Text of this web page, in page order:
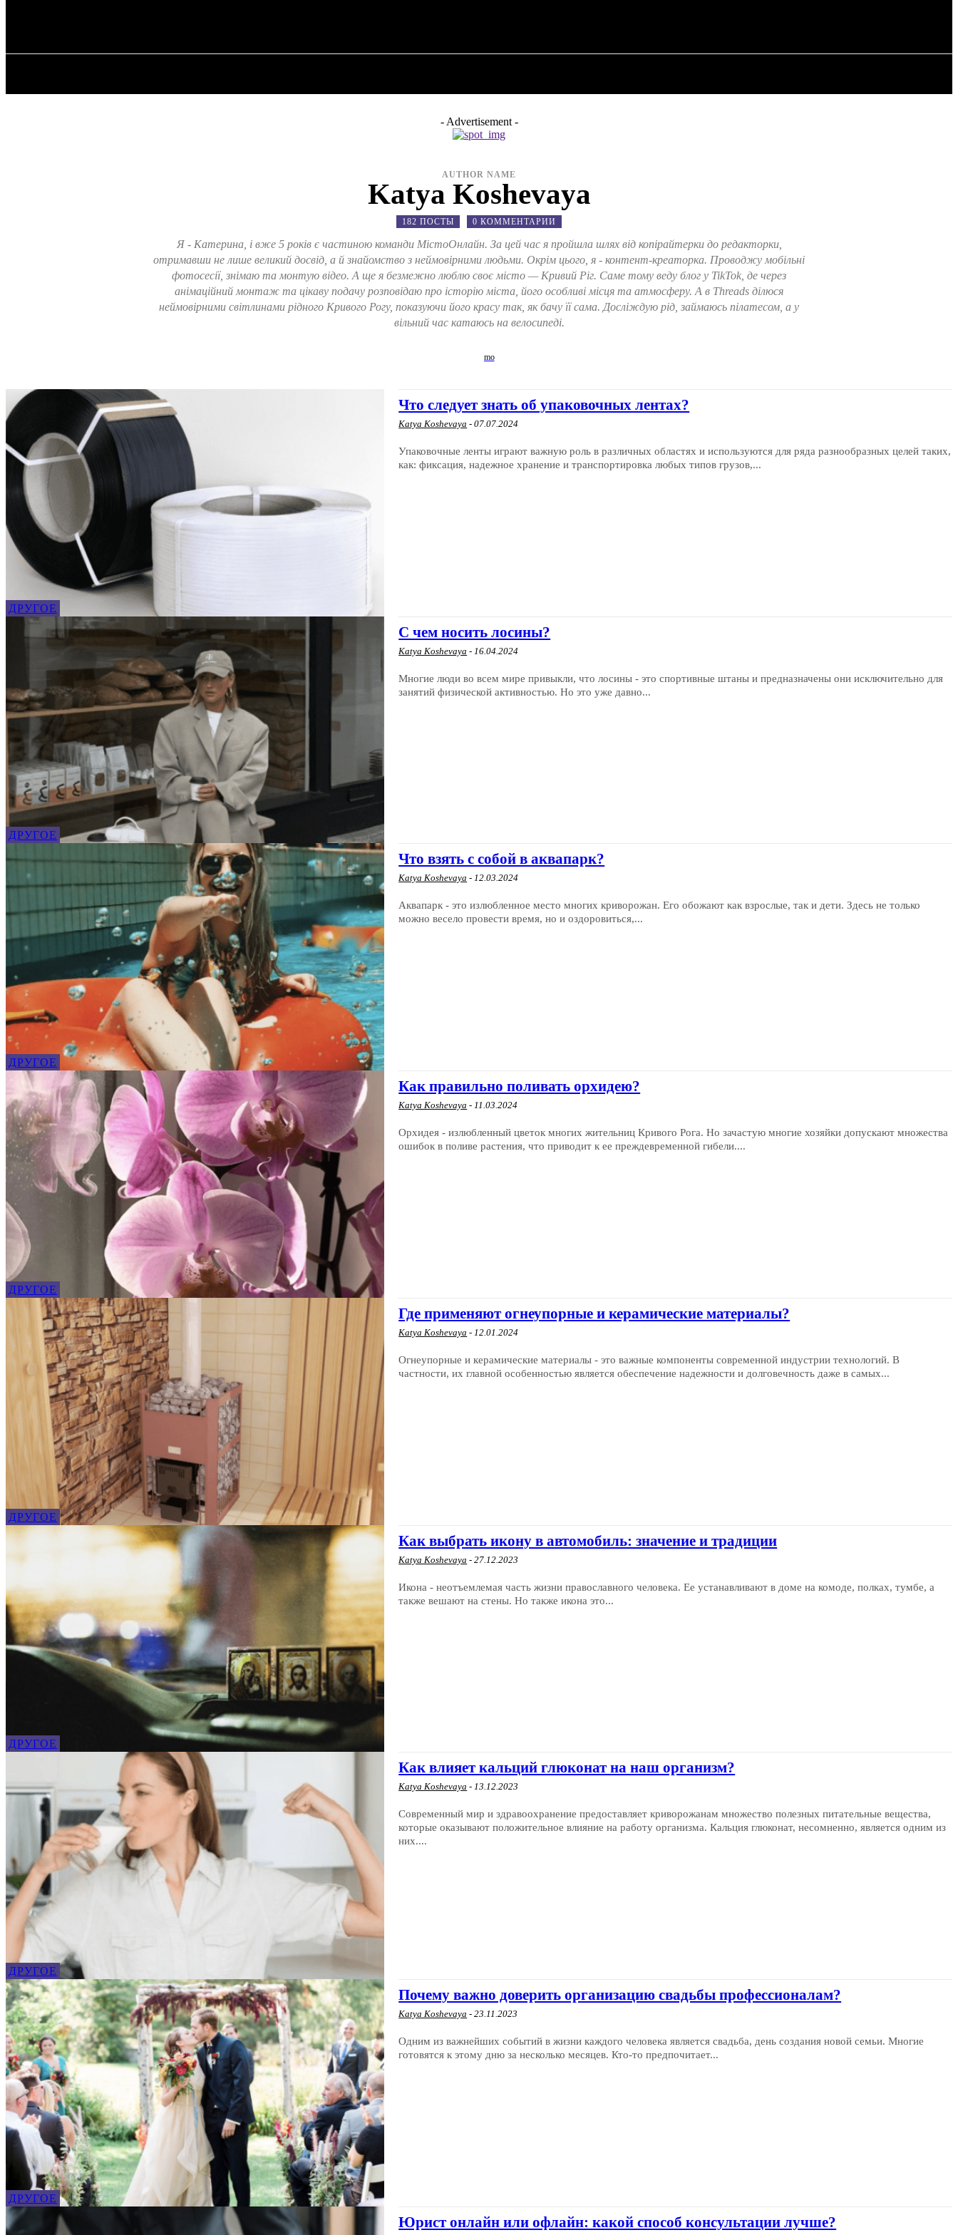
- Advertisement -
AUTHOR NAME
Katya Koshevaya
182 ПОСТЫ 0 КОММЕНТАРИИ
Я - Катерина, і вже 5 років є частиною команди МістоОнлайн. За цей час я пройшла шлях від копірайтерки до редакторки,
отримавши не лише великий досвід, а й знайомство з неймовірними людьми. Окрім цього, я - контент-креаторка. Проводжу мобільні
фотосесії, знімаю та монтую відео. А ще я безмежно люблю своє місто — Кривий Ріг. Саме тому веду блог у TikTok, де через
анімаційний монтаж та цікаву подачу розповідаю про історію міста, його особливі місця та атмосферу. А в Threads ділюся
неймовірними світлинами рідного Кривого Рогу, показуючи його красу так, як бачу її сама. Досліждую рід, займаюсь пілатесом, а у
вільний час катаюсь на велосипеді.
ДРУГОЕ
Что следует знать об упаковочных лентах?
Katya Koshevaya - 07.07.2024
Упаковочные ленты играют важную роль в различных областях и используются для ряда разнообразных целей таких,
как: фиксация, надежное хранение и транспортировка любых типов грузов,...
ДРУГОЕ
С чем носить лосины?
Katya Koshevaya - 16.04.2024
Многие люди во всем мире привыкли, что лосины - это спортивные штаны и предназначены они исключительно для
занятий физической активностью. Но это уже давно...
ДРУГОЕ
Что взять с собой в аквапарк?
Katya Koshevaya - 12.03.2024
Аквапарк - это излюбленное место многих криворожан. Его обожают как взрослые, так и дети. Здесь не только
можно весело провести время, но и оздоровиться,...
ДРУГОЕ
Как правильно поливать орхидею?
Katya Koshevaya - 11.03.2024
Орхидея - излюбленный цветок многих жительниц Кривого Рога. Но зачастую многие хозяйки допускают множества
ошибок в поливе растения, что приводит к ее преждевременной гибели....
ДРУГОЕ
Где применяют огнеупорные и керамические материалы?
Katya Koshevaya - 12.01.2024
Огнеупорные и керамические материалы - это важные компоненты современной индустрии технологий. В
частности, их главной особенностью является обеспечение надежности и долговечность даже в самых...
ДРУГОЕ
Как выбрать икону в автомобиль: значение и традиции
Katya Koshevaya - 27.12.2023
Икона - неотъемлемая часть жизни православного человека. Ее устанавливают в доме на комоде, полках, тумбе, а
также вешают на стены. Но также икона это...
ДРУГОЕ
Как влияет кальций глюконат на наш организм?
Katya Koshevaya - 13.12.2023
Современный мир и здравоохранение предоставляет криворожанам множество полезных питательные вещества,
которые оказывают положительное влияние на работу организма. Кальция глюконат, несомненно, является одним из
них....
ДРУГОЕ
Почему важно доверить организацию свадьбы профессионалам?
Katya Koshevaya - 23.11.2023
Одним из важнейших событий в жизни каждого человека является свадьба, день создания новой семьи. Многие
готовятся к этому дню за несколько месяцев. Кто-то предпочитает...
Юрист онлайн или офлайн: какой способ консультации лучше?